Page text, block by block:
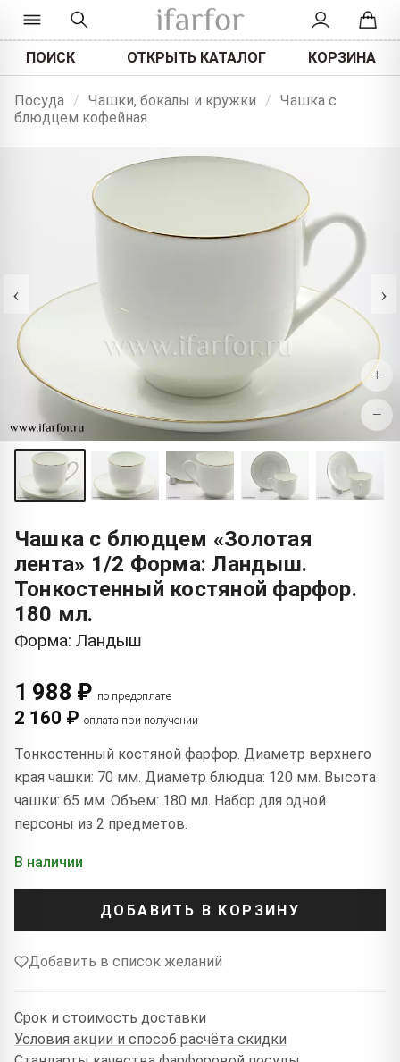
ПОИСК ОТКРЫТЬ КАТАЛОГ КОРЗИНА
Посуда / Чашки, бокалы и кружки / Чашка с
блюдцем кофейная
‹ ›
+
−
Чашка с блюдцем «Золотая
лента» 1/2 Форма: Ландыш.
Тонкостенный костяной фарфор.
180 мл.
Форма: Ландыш
1 988 ₽ по предоплате
2 160 ₽ оплата при получении
Тонкостенный костяной фарфор. Диаметр верхнего
края чашки: 70 мм. Диаметр блюдца: 120 мм. Высота
чашки: 65 мм. Объем: 180 мл. Набор для одной
персоны из 2 предметов.
В наличии
ДОБАВИТЬ В КОРЗИНУ
Добавить в список желаний
Срок и стоимость доставки
Условия акции и способ расчёта скидки